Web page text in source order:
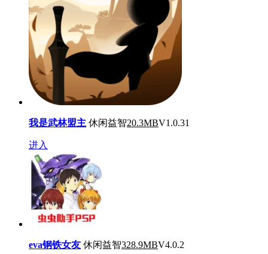
我是武林盟主 休闲益智20.3MBV1.0.31
进入
eva钢铁女友 休闲益智328.9MBV4.0.2